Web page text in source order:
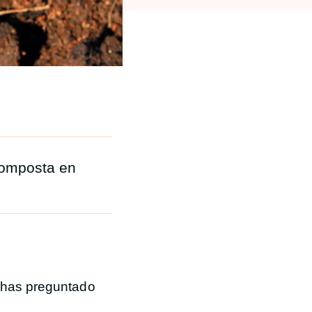
en
preguntado